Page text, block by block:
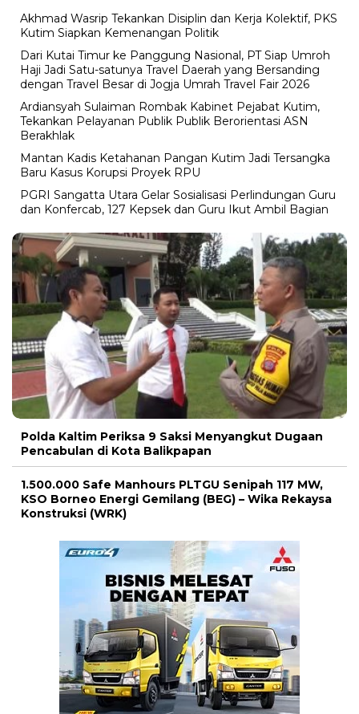
Akhmad Wasrip Tekankan Disiplin dan Kerja Kolektif, PKS
Kutim Siapkan Kemenangan Politik
Dari Kutai Timur ke Panggung Nasional, PT Siap Umroh
Haji Jadi Satu-satunya Travel Daerah yang Bersanding
dengan Travel Besar di Jogja Umrah Travel Fair 2026
Ardiansyah Sulaiman Rombak Kabinet Pejabat Kutim,
Tekankan Pelayanan Publik Publik Berorientasi ASN
Berakhlak
Mantan Kadis Ketahanan Pangan Kutim Jadi Tersangka
Baru Kasus Korupsi Proyek RPU
PGRI Sangatta Utara Gelar Sosialisasi Perlindungan Guru
dan Konfercab, 127 Kepsek dan Guru Ikut Ambil Bagian
Polda Kaltim Periksa 9 Saksi Menyangkut Dugaan
Pencabulan di Kota Balikpapan
1.500.000 Safe Manhours PLTGU Senipah 117 MW,
KSO Borneo Energi Gemilang (BEG) – Wika Rekaysa
Konstruksi (WRK)